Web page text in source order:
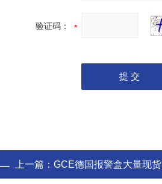
验证码：
上一篇： GCE德国报警盒大量现货